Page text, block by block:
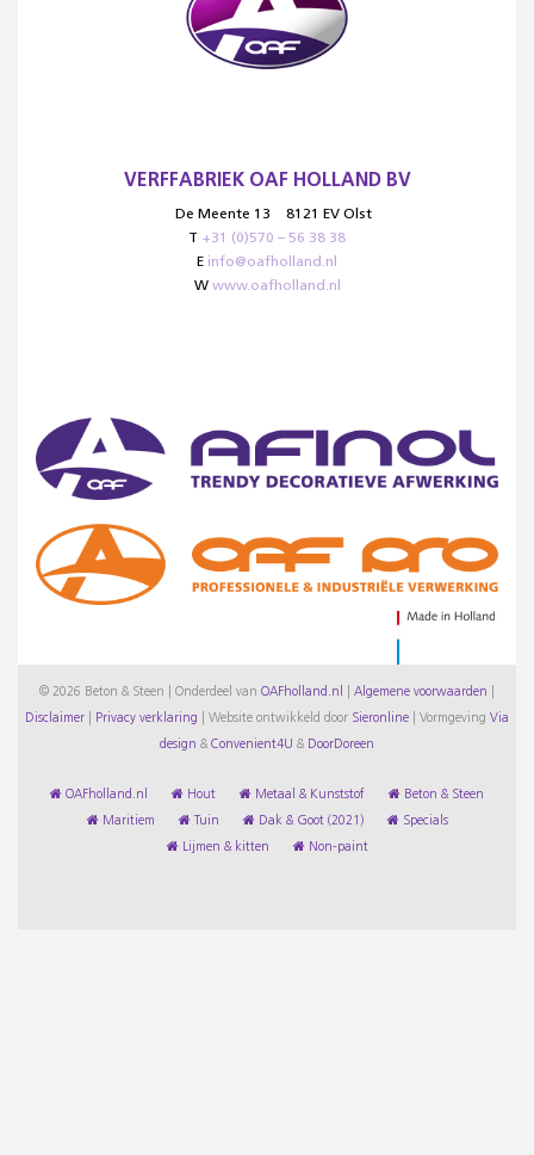
VERFFABRIEK OAF HOLLAND BV
De Meente 13
8121 EV Olst
T +31 (0)570 – 56 38 38
E info@oafholland.nl
W www.oafholland.nl
© 2026 Beton & Steen | Onderdeel van OAFholland.nl Algemene voorwaarden
Disclaimer Privacy verklaring Website ontwikkeld door Sieronline Vormgeving Via
design & Convenient4U & DoorDoreen
OAFholland.nl Hout Metaal & Kunststof Beton & Steen
Maritiem Tuin Dak & Goot (2021) Specials
Lijmen & kitten Non-paint